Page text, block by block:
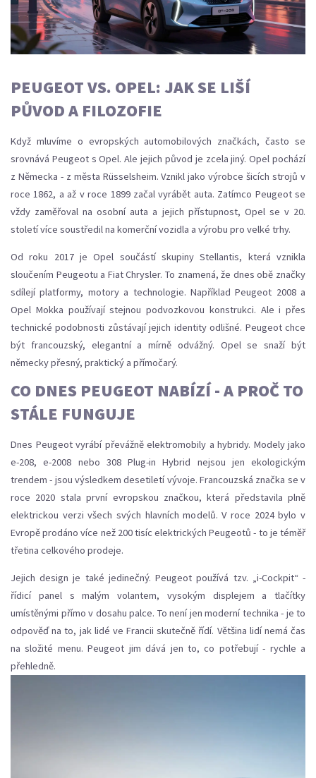
PEUGEOT VS. OPEL: JAK SE LIŠÍ
PŮVOD A FILOZOFIE
Když mluvíme o evropských automobilových značkách, často se
srovnává Peugeot s Opel. Ale jejich původ je zcela jiný. Opel pochází
z Německa - z města Rüsselsheim. Vznikl jako výrobce šicích strojů v
roce 1862, a až v roce 1899 začal vyrábět auta. Zatímco Peugeot se
vždy zaměřoval na osobní auta a jejich přístupnost, Opel se v 20.
století více soustředil na komerční vozidla a výrobu pro velké trhy.
Od roku 2017 je Opel součástí skupiny Stellantis, která vznikla
sloučením Peugeotu a Fiat Chrysler. To znamená, že dnes obě značky
sdílejí platformy, motory a technologie. Například Peugeot 2008 a
Opel Mokka používají stejnou podvozkovou konstrukci. Ale i přes
technické podobnosti zůstávají jejich identity odlišné. Peugeot chce
být francouzský, elegantní a mírně odvážný. Opel se snaží být
německy přesný, praktický a přímočarý.
CO DNES PEUGEOT NABÍZÍ - A PROČ TO
STÁLE FUNGUJE
Dnes Peugeot vyrábí převážně elektromobily a hybridy. Modely jako
e-208, e-2008 nebo 308 Plug-in Hybrid nejsou jen ekologickým
trendem - jsou výsledkem desetiletí vývoje. Francouzská značka se v
roce 2020 stala první evropskou značkou, která představila plně
elektrickou verzi všech svých hlavních modelů. V roce 2024 bylo v
Evropě prodáno více než 200 tisíc elektrických Peugeotů - to je téměř
třetina celkového prodeje.
Jejich design je také jedinečný. Peugeot používá tzv. „i-Cockpit“ -
řídicí panel s malým volantem, vysokým displejem a tlačítky
umístěnými přímo v dosahu palce. To není jen moderní technika - je to
odpověď na to, jak lidé ve Francii skutečně řídí. Většina lidí nemá čas
na složité menu. Peugeot jim dává jen to, co potřebují - rychle a
přehledně.